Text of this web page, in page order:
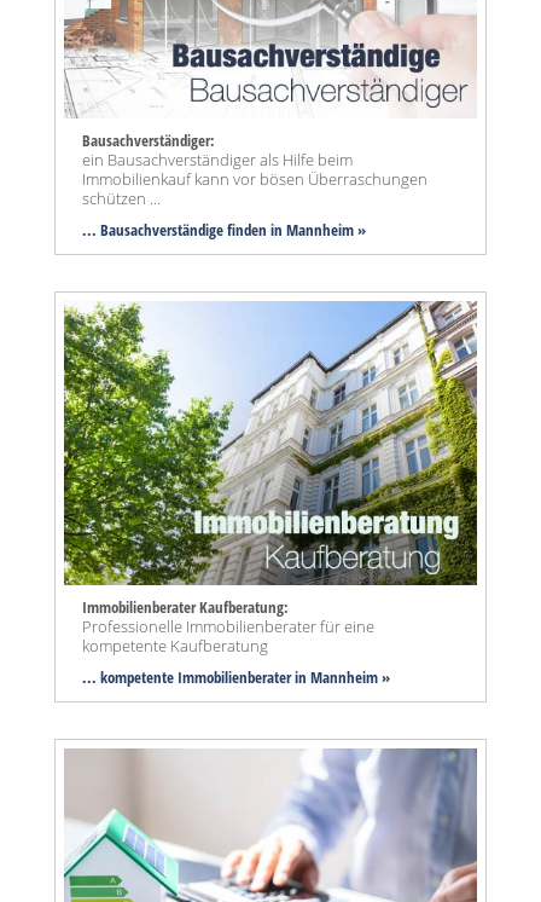
Bausachverständiger:
ein Bausachverständiger als Hilfe beim
Immobilienkauf kann vor bösen Überraschungen
schützen ...
... Bausachverständige finden in Mannheim »
Immobilienberater Kaufberatung:
Professionelle Immobilienberater für eine
kompetente Kaufberatung
... kompetente Immobilienberater in Mannheim »